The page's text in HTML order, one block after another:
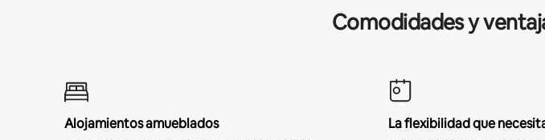
Comodidades y
Alojamientos amueblados
La flexibilidad que